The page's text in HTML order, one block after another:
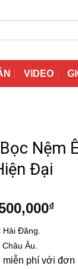
VIDEO
Nệm
Đại
₫Giá
Hải Đăng.
Âu.
miễn phí với đơn